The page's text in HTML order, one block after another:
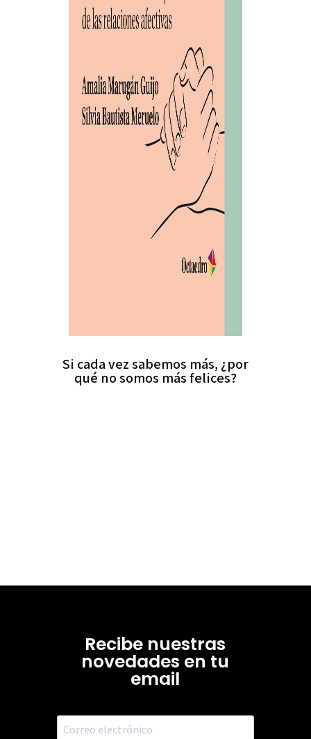
Si cada vez sabemos más, ¿por
qué no somos más felices?
Recibe nuestras
novedades en tu
email